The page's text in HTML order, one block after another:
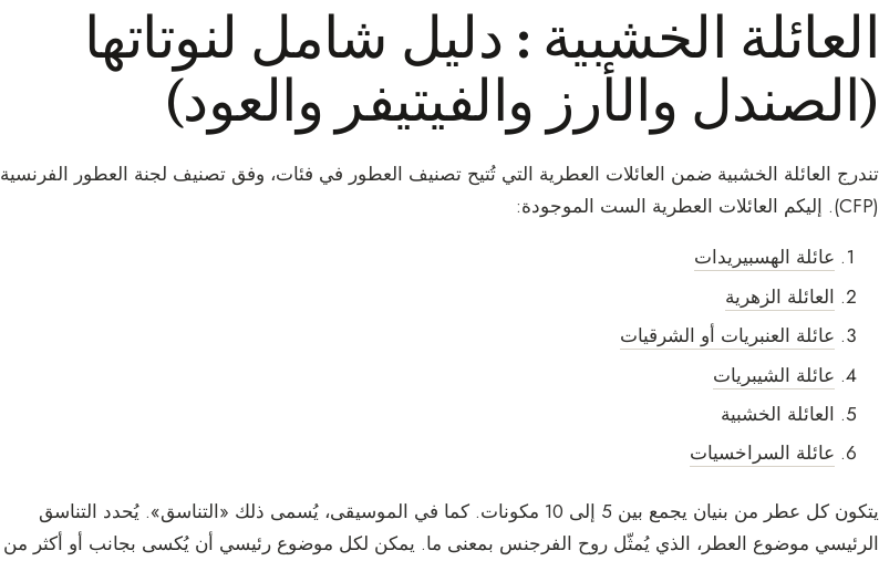
العائلة الخشبية : دليل شامل لنوتاتها
(الصندل والأرز والفيتيفر والعود)
تندرج العائلة الخشبية ضمن العائلات العطرية التي تُتيح تصنيف العطور في فئات، وفق تصنيف لجنة العطور الفرنسية
(CFP). إليكم العائلات العطرية الست الموجودة:
عائلة الهسبيريدات
العائلة الزهرية
عائلة العنبريات أو الشرقيات
عائلة الشيبريات
العائلة الخشبية
عائلة السراخسيات
يتكون كل عطر من بنيان يجمع بين 5 إلى 10 مكونات. كما في الموسيقى، يُسمى ذلك «التناسق». يُحدد التناسق
الرئيسي موضوع العطر، الذي يُمثّل روح الفرجنس بمعنى ما. يمكن لكل موضوع رئيسي أن يُكسى بجانب أو أكثر من